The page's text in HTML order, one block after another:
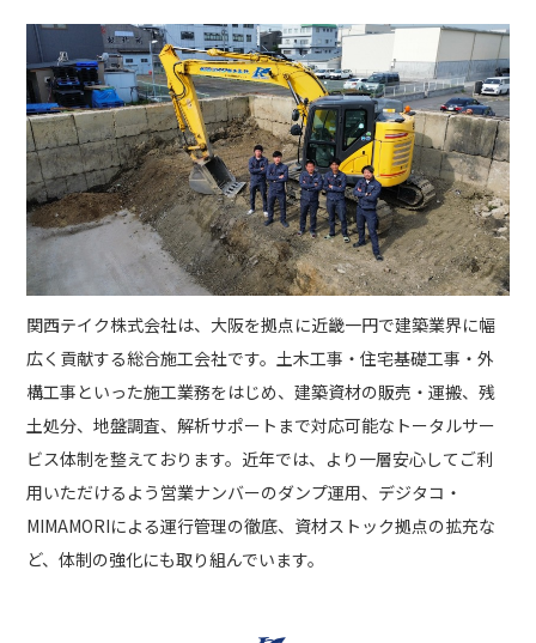
関西テイク株式会社は、大阪を拠点に近畿一円で建築業界に幅
広く貢献する総合施工会社です。土木工事・住宅基礎工事・外
構工事といった施工業務をはじめ、建築資材の販売・運搬、残
土処分、地盤調査、解析サポートまで対応可能なトータルサー
ビス体制を整えております。近年では、より一層安心してご利
用いただけるよう営業ナンバーのダンプ運用、デジタコ・
MIMAMORIによる運行管理の徹底、資材ストック拠点の拡充な
ど、体制の強化にも取り組んでいます。